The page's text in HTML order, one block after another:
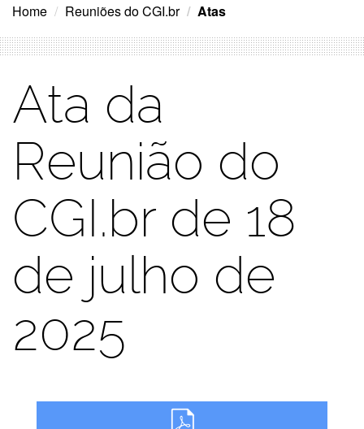
Home Reuniões do CGI.br Atas
Ata da
Reunião do
CGI.br de 18
de julho de
2025